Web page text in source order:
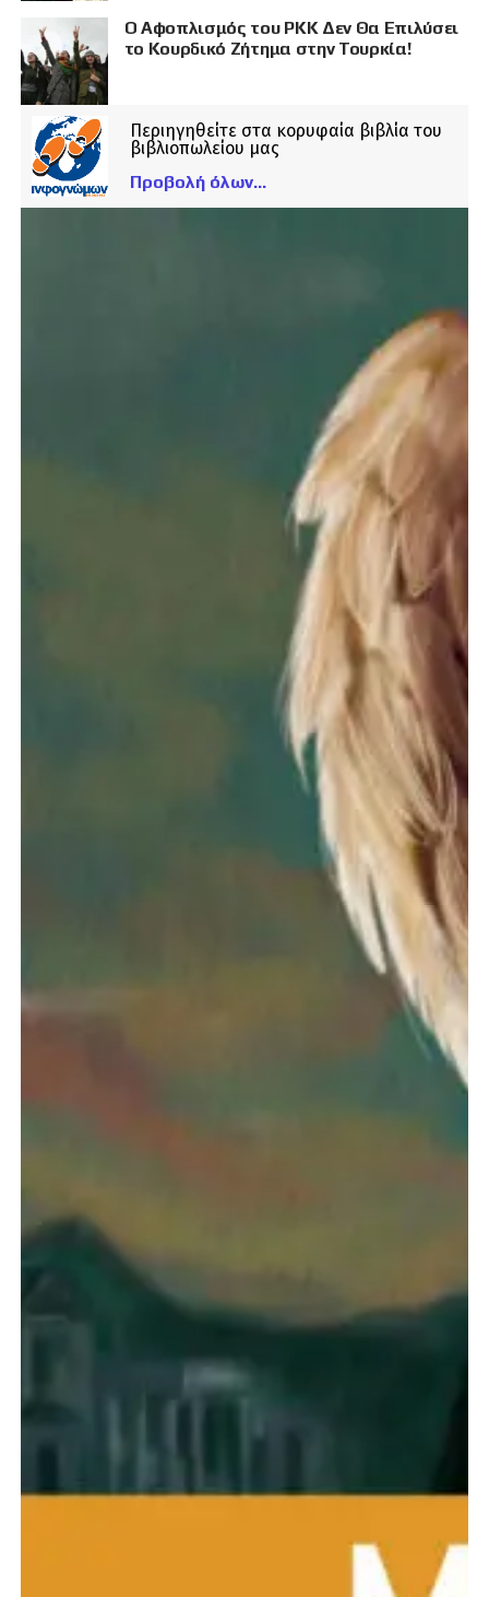
Ο Αφοπλισμός του PKK Δεν Θα Επιλύσει
το Κουρδικό Ζήτημα στην Τουρκία!
Περιηγηθείτε στα κορυφαία βιβλία του
βιβλιοπωλείου μας
Προβολή όλων